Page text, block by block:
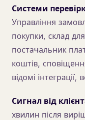
Системи
Управління
покупки, склад
постачальник
коштів,
відомі
Сигнал від
хвилин після